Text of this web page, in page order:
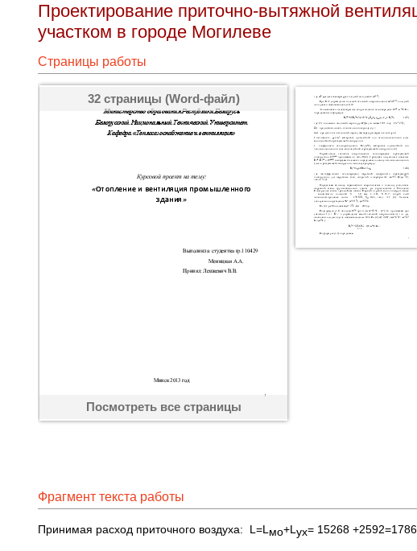
Проектирование приточно-вытяжной
участком в городе Могилеве
Страницы работы
32 страницы (Word-файл)
Посмотреть все страницы
Фрагмент текста работы
Принимая расход приточного воздуха: L=L мо+L ух= 15268